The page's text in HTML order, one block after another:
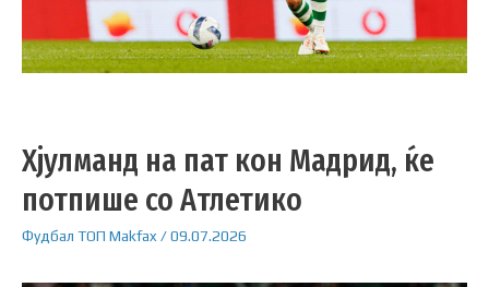
Хјулманд на пат кон Мадрид, ќе
потпише со Атлетико
Фудбал ТОП Makfax /09.07.2026